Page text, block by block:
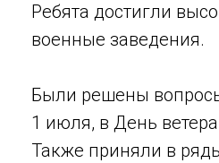
Ребята достигли
военные заведения.
Были решены
1 июля, в День
Также приняли в